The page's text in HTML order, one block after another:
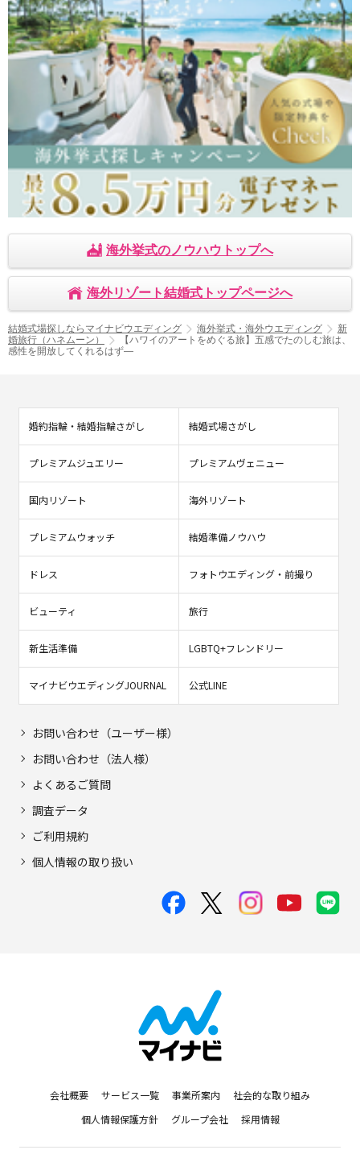
海外挙式のノウハウトップへ
海外リゾート結婚式トップページへ
結婚式場探しならマイナビウエディング 海外挙式・海外ウエディング
新
婚旅行（ハネムーン）
【ハワイのアートをめぐる旅】五感でたのしむ旅は、
感性を開放してくれるはず―
婚約指輪・結婚指輪さがし 結婚式場さがし
プレミアムジュエリー プレミアムヴェニュー
国内リゾート 海外リゾート
プレミアムウォッチ 結婚準備ノウハウ
ドレス フォトウエディング・前撮り
ビューティ 旅行
新生活準備 LGBTQ+フレンドリー
マイナビウエディングJOURNAL 公式LINE
お問い合わせ（ユーザー様）
お問い合わせ（法人様）
よくあるご質問
調査データ
ご利用規約
個人情報の取り扱い
会社概要 サービス一覧 事業所案内
社会的な取り組み
個人情報保護方針
グループ会社 採用情報